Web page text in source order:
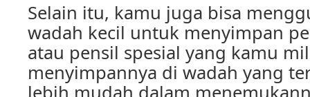
Selain itu, kamu juga bisa
wadah kecil untuk menyimpan
atau pensil spesial yang kamu
menyimpannya di wadah yang
lebih mudah dalam